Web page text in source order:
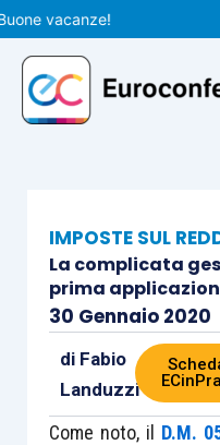
Vai
al
contenuto
vacanze!
IMPOSTE SUL
La complicata
prima
30 Gennaio 2020
di Fabio
Landuzzi
Come noto, il D.M.